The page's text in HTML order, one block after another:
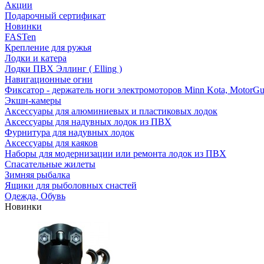
Акции
Подарочный сертификат
Новинки
FASTen
Крепление для ружья
Лодки и катера
Лодки ПВХ Эллинг ( Elling )
Навигационные огни
Фиксатор - держатель ноги электромоторов Minn Kota,
Экшн-камеры
Аксессуары для алюминиевых и пластиковых лодок
Аксессуары для надувных лодок из ПВХ
Фурнитура для надувных лодок
Аксессуары для каяков
Наборы для модернизации или ремонта лодок из ПВХ
Спасательные жилеты
Зимняя рыбалка
Ящики для рыболовных снастей
Одежда, Обувь
Новинки